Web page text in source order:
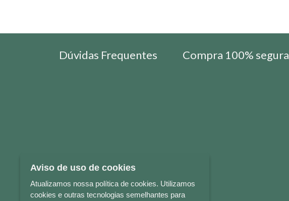
Dúvidas Frequentes Compra 100% segura
Aviso de uso de cookies
Atualizamos nossa política de cookies. Utilizamos
cookies e outras tecnologias semelhantes para